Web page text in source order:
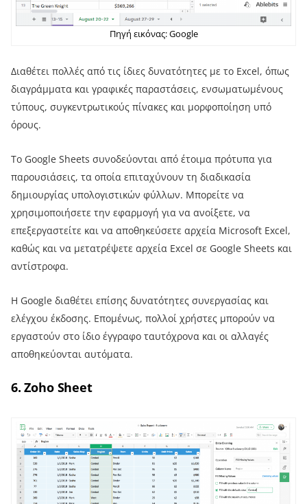
Πηγή εικόνας: Google
Διαθέτει πολλές από τις ίδιες δυνατότητες με το Excel, όπως
διαγράμματα και γραφικές παραστάσεις, ενσωματωμένους
τύπους, συγκεντρωτικούς πίνακες και μορφοποίηση υπό
όρους.
Το Google Sheets συνοδεύονται από έτοιμα πρότυπα για
παρουσιάσεις, τα οποία επιταχύνουν τη διαδικασία
δημιουργίας υπολογιστικών φύλλων. Μπορείτε να
χρησιμοποιήσετε την εφαρμογή για να ανοίξετε, να
επεξεργαστείτε και να αποθηκεύσετε αρχεία Microsoft Excel,
καθώς και να μετατρέψετε αρχεία Excel σε Google Sheets και
αντίστροφα.
Η Google διαθέτει επίσης δυνατότητες συνεργασίας και
ελέγχου έκδοσης. Επομένως, πολλοί χρήστες μπορούν να
εργαστούν στο ίδιο έγγραφο ταυτόχρονα και οι αλλαγές
αποθηκεύονται αυτόματα.
6. Zoho Sheet